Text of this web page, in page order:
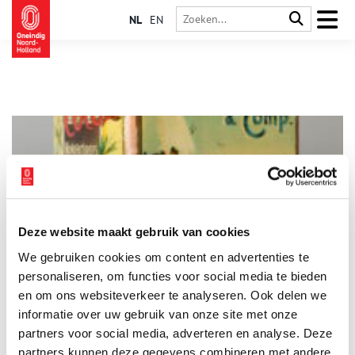
Deze website maakt gebruik van cookies
We gebruiken cookies om content en advertenties te
personaliseren, om functies voor social media te bieden
en om ons websiteverkeer te analyseren. Ook delen we
informatie over uw gebruik van onze site met onze
partners voor social media, adverteren en analyse. Deze
partners kunnen deze gegevens combineren met andere
NL EN
De Zaanstreek kent een rijke traditie van cacao- en
chocoladefabrieken. De eerste vracht cacaobonen arriveert in
1628 in de Amsterdamse haven, maar in die tijd is cacao nog
een luxe product. Eind achttiende eeuw begint chocolade in
prijs te dalen, zodat ook gewone mensen het kunnen betalen.
Hoewel er vòòr die tijd wel enkele molens zijn die cacaobonen
malen, komt de cacao-industrie in de Zaanstreek vooral in de